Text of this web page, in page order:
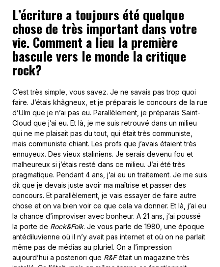
L’écriture a toujours été quelque
chose de très important dans votre
vie. Comment a lieu la première
bascule vers le monde la critique
rock?
C’est très simple, vous savez. Je ne savais pas trop quoi
faire. J’étais khâgneux, et je préparais le concours de la rue
d’Ulm que je n’ai pas eu. Parallèlement, je préparais Saint-
Cloud que j’ai eu. Et là, je me suis retrouvé dans un milieu
qui ne me plaisait pas du tout, qui était très communiste,
mais communiste chiant. Les profs que j’avais étaient très
ennuyeux. Des vieux staliniens. Je serais devenu fou et
malheureux si j’étais resté dans ce milieu. J’ai été très
pragmatique. Pendant 4 ans, j’ai eu un traitement. Je me suis
dit que je devais juste avoir ma maîtrise et passer des
concours. Et parallèlement, je vais essayer de faire autre
chose et on va bien voir ce que cela va donner. Et là, j’ai eu
la chance d’improviser avec bonheur. A 21 ans, j’ai poussé
la porte de Rock&Folk. Je vous parle de 1980, une époque
antédiluvienne où il n’y avait pas internet et où on ne parlait
même pas de médias au pluriel. On a l’impression
aujourd’hui a posteriori que R&Fétait un magazine très